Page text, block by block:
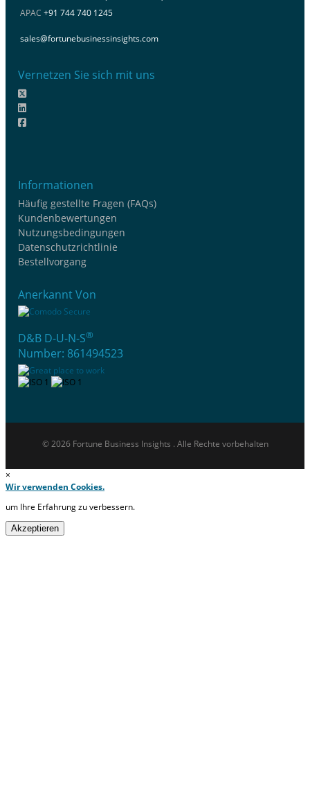
APAC +91 744 740 1245
sales@fortunebusinessinsights.com
Vernetzen Sie sich mit uns
Informationen
Häufig gestellte Fragen (FAQs)
Kundenbewertungen
Nutzungsbedingungen
Datenschutzrichtlinie
Bestellvorgang
Anerkannt Von
D&B D-U-N-S®
Number: 861494523
© 2026 Fortune Business Insights . Alle Rechte vorbehalten
×
Wir verwenden Cookies.
um Ihre Erfahrung zu verbessern.
Akzeptieren